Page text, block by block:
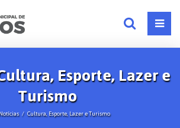
Esporte, Lazer e
Turismo
Notícias Cultura, Esporte, Lazer e Turismo